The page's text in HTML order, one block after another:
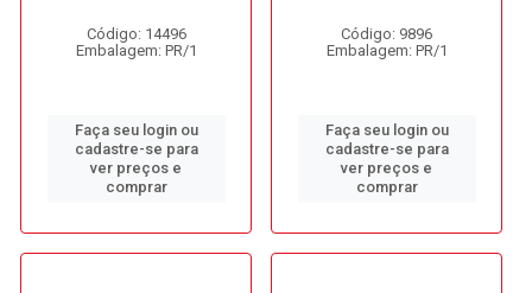
Código: 14496
Embalagem: PR/1
Faça seu login ou
cadastre-se para
ver preços e
comprar
Código: 9896
Embalagem: PR/1
Faça seu login ou
cadastre-se para
ver preços e
comprar